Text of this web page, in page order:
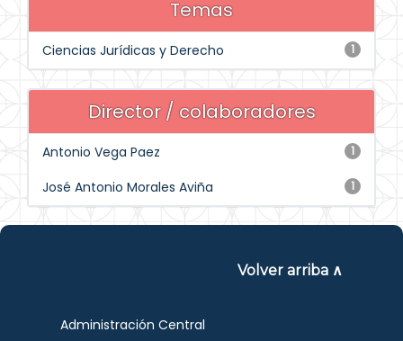
Temas
1
Ciencias Jurídicas y Derecho
Director / colaboradores
1
Antonio Vega Paez
1
José Antonio Morales Aviña
Volver arriba ∧
Administración Central